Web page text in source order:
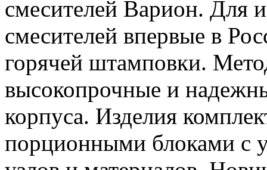
смесителей Варион. Для
смесителей впервые в
горячей штамповки.
высокопрочные и
корпуса. Изделия
порционными блоками с